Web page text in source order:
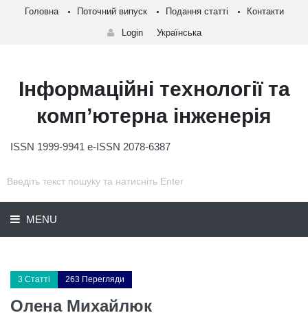
Головна Поточний випуск Подання статті Контакти
Login Українська
Інформаційні технології та
комп’ютерна інженерія
ISSN 1999-9941 e-ISSN 2078-6387
MENU
3 Статті 263 Перегляди
Олена Михайлюк